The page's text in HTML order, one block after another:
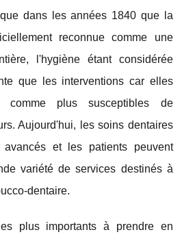
dans les années 1840 que la
reconnue comme une
l'hygiène étant considérée
que les interventions car elles
comme plus susceptibles de
Aujourd'hui, les soins dentaires
et les patients peuvent
variété de services destinés à
dentaire.
plus importants à prendre en